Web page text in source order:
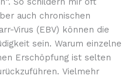
auch chronischen
Virus (EBV) können die
sein. Warum einzelne
Erschöpfung ist selten
Vielmehr